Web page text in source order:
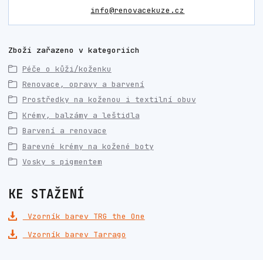
info@renovacekuze.cz
Zboží zařazeno v kategoriích
Péče o kůži/koženku
Renovace, opravy a barvení
Prostředky na koženou i textilní obuv
Krémy, balzámy a leštidla
Barvení a renovace
Barevné krémy na kožené boty
Vosky s pigmentem
KE STAŽENÍ
Vzorník barev TRG the One
Vzorník barev Tarrago